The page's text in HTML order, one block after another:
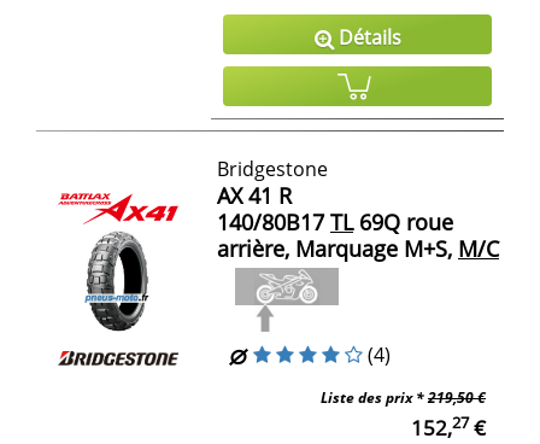
Détails
Bridgestone
AX 41 R
140/80B17 TL69Q roue
arrière, Marquage M+S, M/C
(4)
Liste des prix *219,50 €
152,27€